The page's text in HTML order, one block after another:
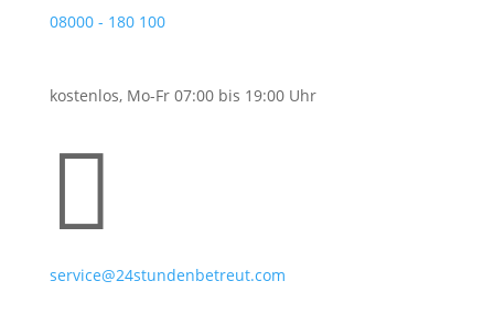
08000 - 180 100
kostenlos, Mo-Fr 07:00 bis 19:00 Uhr

service@24stundenbetreut.com